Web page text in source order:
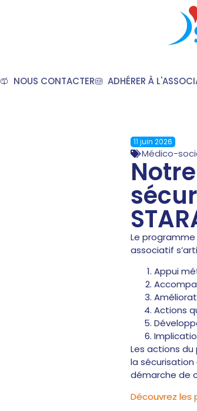
NOUS CONTACTER ADHÉRER À
11 juin 2026
Médico-
Le
associatif
Appui
Actions
Les actions
la
démarche de
Découvrez les